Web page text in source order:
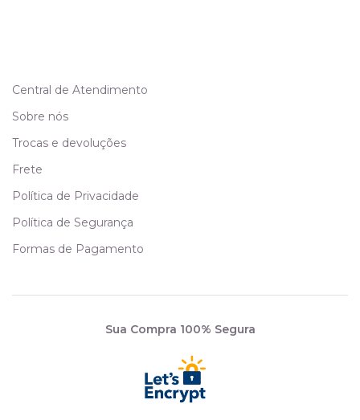
Central de Atendimento
Sobre nós
Trocas e devoluções
Frete
Política de Privacidade
Política de Segurança
Formas de Pagamento
Sua Compra 100% Segura